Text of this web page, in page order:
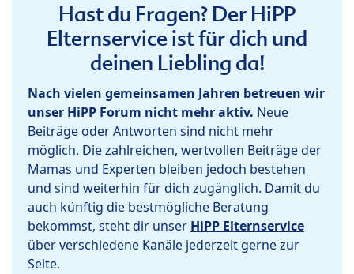
Hast du Fragen? Der HiPP
Elternservice ist für dich und
deinen Liebling da!
Nach vielen gemeinsamen Jahren betreuen wir
unser HiPP Forum nicht mehr aktiv. Neue
Beiträge oder Antworten sind nicht mehr
möglich. Die zahlreichen, wertvollen Beiträge der
Mamas und Experten bleiben jedoch bestehen
und sind weiterhin für dich zugänglich. Damit du
auch künftig die bestmögliche Beratung
bekommst, steht dir unser HiPP Elternservice
über verschiedene Kanäle jederzeit gerne zur
Seite.